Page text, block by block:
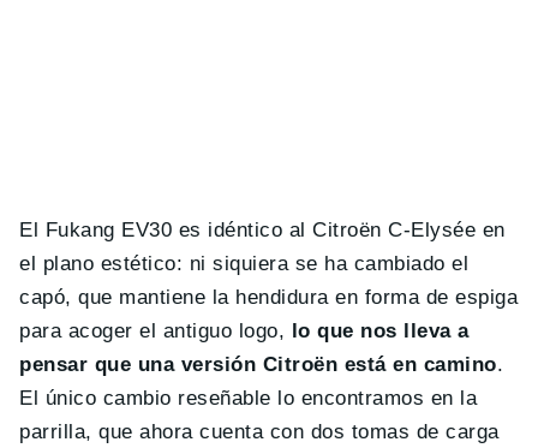
El Fukang EV30 es idéntico al Citroën C-Elysée en
el plano estético: ni siquiera se ha cambiado el
capó, que mantiene la hendidura en forma de espiga
para acoger el antiguo logo,
lo que nos lleva a
pensar que una versión Citroën está en camino.
El único cambio reseñable lo encontramos en la
parrilla, que ahora cuenta con dos tomas de carga